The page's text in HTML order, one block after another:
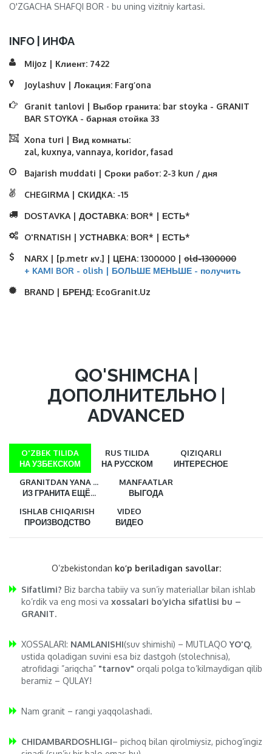
O'ZGACHA SHAFQI BOR - bu uning vizitniy kartasi.
INFO | ИНФА
Mijoz | Клиент: 7422
Joylashuv | Локация: Farg’ona
Granit tanlovi | Выбор гранита: bar stoyka - GRANIT
BAR STOYKA - барная стойка 33
Xona turi | Вид комнаты:
zal, kuxnya, vannaya, koridor, fasad
Bajarish muddati | Сроки работ: 2-3 kun / дня
CHEGIRMA | СКИДКА: -15
DOSTAVKA | ДОСТАВКА: BOR* | ЕСТЬ*
O'RNATISH | УСТНАВКА: BOR* | ЕСТЬ*
NARX | [p.metr кv.] | ЦЕНА: 1300000 | old-1300000
+ KAMI BOR - olish | БОЛЬШЕ МЕНЬШЕ - получить
BRAND | БРЕНД: EcoGranit.Uz
QO'SHIMCHA |
ДОПОЛНИТЕЛЬНО |
ADVANCED
O'ZBEK TILIDA
НА УЗБЕКСКОМ
RUS TILIDA
НА РУССКОМ
QIZIQARLI
ИНТЕРЕСНОЕ
GRANITDAN YANA ...
ИЗ ГРАНИТА ЕЩЁ...
MANFAATLAR
ВЫГОДА
ISHLAB CHIQARISH
ПРОИЗВОДСТВО
VIDEO
ВИДЕО
O’zbekistondan ko’p beriladigan savollar:
Sifatlimi? Biz barcha tabiiy va sun’iy materiallar bilan ishlab
ko’rdik va eng mosi va xossalari bo’yicha sifatlisi bu –
GRANIT.
XOSSALARI: NAMLANISHI(suv shimishi) – MUTLAQOYO'Q,
ustida qoladigan suvini esa biz dastgoh (stolechnisa),
atrofidagi ”ariqcha” "tarnov" orqali polga to’kilmaydigan qilib
beramiz – QULAY!
Nam granit – rangi yaqqolashadi.
CHIDAMBARDOSHLIGI– pichoq bilan qirolmiysiz, pichog’ingiz